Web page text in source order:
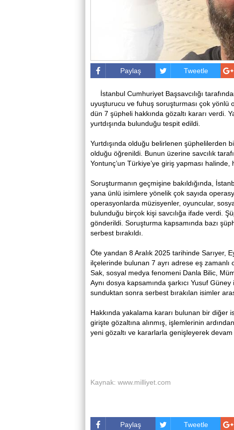
Paylaş Tweetle
İstanbul Cumhuriyet Başsavcılığı
uyuşturucu ve fuhuş soruşturması çok yönlü
dün 7 şüpheli hakkında gözaltı kararı verdi.
yurtdışında bulunduğu tespit edildi.
Yurtdışında olduğu belirlenen şüphelilerden
olduğu öğrenildi. Bunun üzerine savcılık
Yontunç’un Türkiye’ye giriş yapması halinde,
Soruşturmanın geçmişine bakıldığında,
yana ünlü isimlere yönelik çok sayıda
operasyonlarda müzisyenler, oyuncular,
bulunduğu birçok kişi savcılığa ifade verdi.
gönderildi. Soruşturma kapsamında bazı
serbest bırakıldı.
Öte yandan 8 Aralık 2025 tarihinde Sarıyer,
ilçelerinde bulunan 7 ayrı adrese eş
Sak, sosyal medya fenomeni Danla Bilic,
Aynı dosya kapsamında şarkıcı Yusuf
sunduktan sonra serbest bırakılan isimler
Hakkında yakalama kararı bulunan bir diğer
girişte gözaltına alınmış, işlemlerinin
yeni gözaltı ve kararlarla genişleyerek
Kaynak: www.milliyet.com
Paylaş Tweetle